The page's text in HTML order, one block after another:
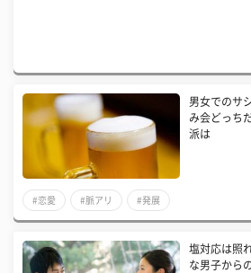
男女でのサ
み会どっち
派は
#恋愛 #脈アリ #発展
塩対応は照
な男子から